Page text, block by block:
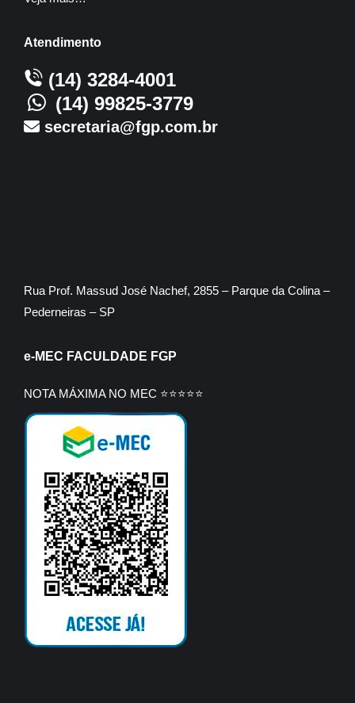
Atendimento
(14) 3284-4001
(14) 99825-3779
secretaria@fgp.com.br
Rua Prof. Massud José Nachef, 2855 – Parque da Colina –
Pederneiras – SP
e-MEC FACULDADE FGP
NOTA MÁXIMA NO MEC ⭐⭐⭐⭐⭐